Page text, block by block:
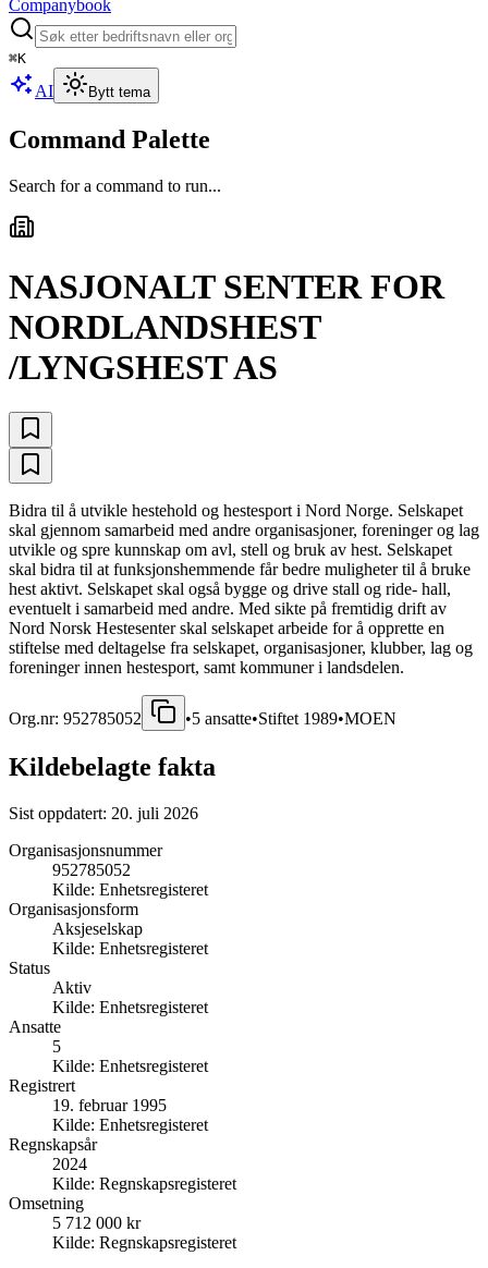
Companybook
⌘K
AI Bytt tema
Command Palette
Search for a command to run...
NASJONALT SENTER FOR
NORDLANDSHEST
/LYNGSHEST AS
Bidra til å utvikle hestehold og hestesport i Nord Norge. Selskapet
skal gjennom samarbeid med andre organisasjoner, foreninger og lag
utvikle og spre kunnskap om avl, stell og bruk av hest. Selskapet
skal bidra til at funksjonshemmende får bedre muligheter til å bruke
hest aktivt. Selskapet skal også bygge og drive stall og ride- hall,
eventuelt i samarbeid med andre. Med sikte på fremtidig drift av
Nord Norsk Hestesenter skal selskapet arbeide for å opprette en
stiftelse med deltagelse fra selskapet, organisasjoner, klubber, lag og
foreninger innen hestesport, samt kommuner i landsdelen.
Org.nr: 952785052 •5 ansatte•Stiftet 1989•MOEN
Kildebelagte fakta
Sist oppdatert: 20. juli 2026
Organisasjonsnummer
952785052
Kilde: Enhetsregisteret
Organisasjonsform
Aksjeselskap
Kilde: Enhetsregisteret
Status
Aktiv
Kilde: Enhetsregisteret
Ansatte
5
Kilde: Enhetsregisteret
Registrert
19. februar 1995
Kilde: Enhetsregisteret
Regnskapsår
2024
Kilde: Regnskapsregisteret
Omsetning
5 712 000 kr
Kilde: Regnskapsregisteret